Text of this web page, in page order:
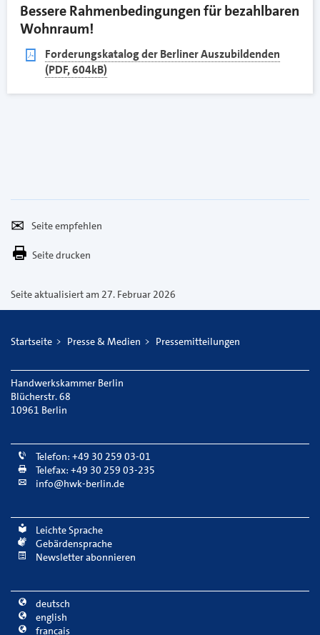
Bessere Rahmenbedingungen für bezahlbaren
Wohnraum!
pdf
Forderungskatalog der Berliner Auszubildenden
(PDF, 604kB)
empfehlen
Per
E-
versenden
Seite drucken
Seite aktualisiert am 27. Februar 2026
Startseite Presse & Medien Pressemitteilungen
Handwerkskammer Berlin
Blücherstr. 68
10961 Berlin
Telefon: +49 30 259 03-01
Telefax: +49 30 259 03-235
info@hwk-berlin.de
Leichte Sprache
Gebärdensprache
Newsletter abonnieren
deutsch
english
français